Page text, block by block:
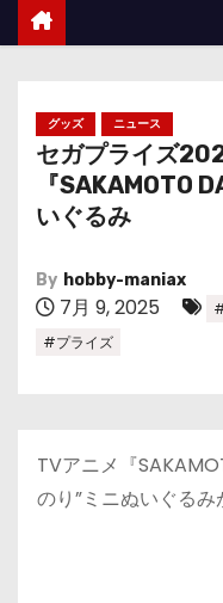
グッズ ニュース
セガプライズ
『SAKAMOTO
いぐるみ
By hobby-maniax
7月 9, 2025
#プライズ
TVアニメ『
のり”ミニぬいぐるみ